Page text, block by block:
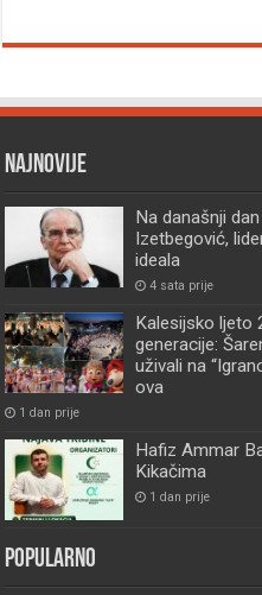
Najnovije
Na današnji
Izetbegović,
ideala
4 sata prije
Kalesijsko ljeto
generacije:
uživali na
ova
1 dan prije
Hafiz Ammar
Kikačima
1 dan prije
Popularno